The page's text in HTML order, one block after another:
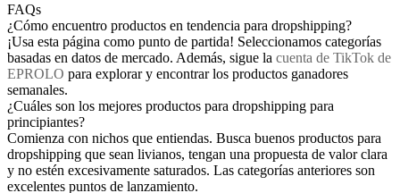
FAQs
¿Cómo encuentro productos en tendencia para dropshipping?
¡Usa esta página como punto de partida! Seleccionamos categorías
basadas en datos de mercado. Además, sigue la cuenta de TikTok de
EPROLO para explorar y encontrar los productos ganadores
semanales.
¿Cuáles son los mejores productos para dropshipping para
principiantes?
Comienza con nichos que entiendas. Busca buenos productos para
dropshipping que sean livianos, tengan una propuesta de valor clara
y no estén excesivamente saturados. Las categorías anteriores son
excelentes puntos de lanzamiento.